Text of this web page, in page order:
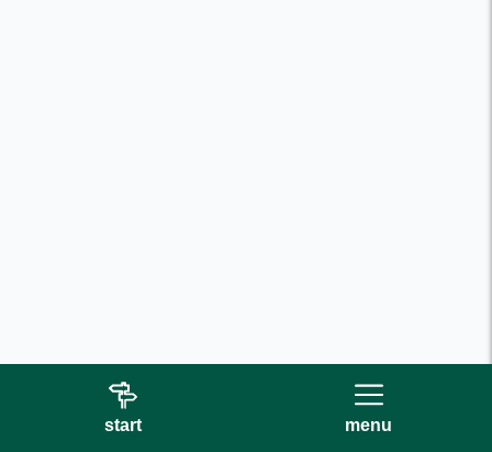
start menu